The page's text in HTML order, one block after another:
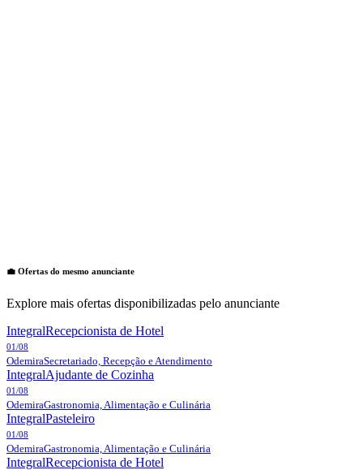
💼 Ofertas do mesmo anunciante
Explore mais ofertas disponibilizadas pelo anunciante
IntegralRecepcionista de Hotel
01/08
OdemiraSecretariado, Recepção e Atendimento
IntegralAjudante de Cozinha
01/08
OdemiraGastronomia, Alimentação e Culinária
IntegralPasteleiro
01/08
OdemiraGastronomia, Alimentação e Culinária
IntegralRecepcionista de Hotel